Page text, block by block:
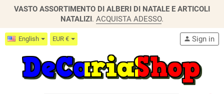
VASTO ASSORTIMENTO DI ALBERI DI NATALE E ARTICOLI
NATALIZI. ACQUISTA ADESSO.
English EUR € person Sign in